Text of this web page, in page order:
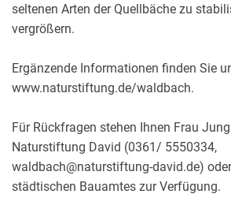
seltenen Arten der Quellbäche zu
vergrößern.
Ergänzende Informationen finden Sie
www.naturstiftung.de/waldbach.
Für Rückfragen stehen Ihnen Frau
Naturstiftung David (0361/ 5550334,
waldbach@naturstiftung-david.de)
städtischen Bauamtes zur Verfügung.